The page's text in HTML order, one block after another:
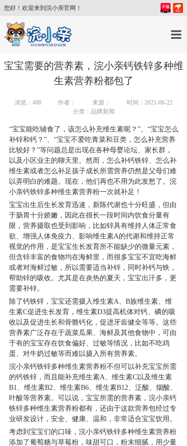
您好！欢迎来到浣小亲官网！
首
宝宝需要的营养素，浣小亲钙铁锌多种维
生素营养粉都包了
浏览： 488 作者： 来源：
时间：2021-06-22
分类：品牌新闻
“宝宝能吃辅食了，该怎么补充维生素呢？”、“宝宝怎么
补锌和钙？”、“宝宝不爱吃青菜和豆类，怎么补充营养
比较好？”等问题总是出现在各种母婴论坛、家长群，
以及小区业主的聊天里。然而，怎么补钙铁锌、怎么补
维生素或者怎么补足孩子成长所需营养仍然是父母们难
以弄明白的难题。现在，他们再也不用为此发愁了。浣
小亲钙铁锌多种维生素营养粉一次就补足！
宝宝出生后生长发育迅速，新陈代谢也十分旺盛，但由
于肠胃十分娇嫩，因此在很长一段时间内饮食分量有
限，营养摄取也受到影响，比如锌具有维持人体正常食
欲、增强人体免疫力、影响维生素A的代谢和维持正常
视觉的作用，是宝宝生长发育所不能缺少的微量元素，
但含锌丰富的食物均在海鲜里，而很多宝宝不宜吃海鲜
或者对海鲜过敏，所以需要适当补锌，同时补钙与铁，
帮助锌的吸收。尤其是在炎热的夏天，宝宝出汗多，更
需要补锌。
除了钙铁锌，宝宝还需摄入维生素A、B族维生素、维
生素C促进生长发育，维生素D3提高机体对钙、磷的吸
收以及促进生长和骨骼钙化，促进牙齿健全等等。这些
营养素广泛存在于蔬菜瓜果、海鲜及其他食物中，可由
于有的宝宝存在饮食偏好、过敏等情况，比如不吃鸡
蛋、对牛奶过敏等而难以摄入所有营养素。
浣小亲钙铁锌多种维生素营养粉不但可以补充宝宝所需
的钙铁锌，而且能补充维生素A、维生素C以及维生素
B1、维生素B2、维生素B6、维生素B12、泛酸、烟酸、
叶酸等营养素。可以说，宝宝所需的营养素，浣小亲钙
铁锌多种维生素营养粉都有，还由于这款营养包经过专
业研发设计，安全、健康、温和，非常适合宝宝饮用。
考虑到宝宝们的口味，浣小亲钙铁锌多种维生素营养粉
添加了葡萄糖与草莓粉，味甜可口，粉末细腻，用少量